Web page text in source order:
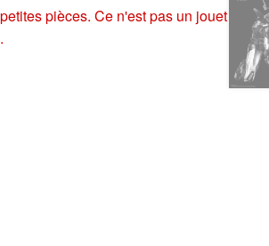
pièces. Ce n'est pas un jouet